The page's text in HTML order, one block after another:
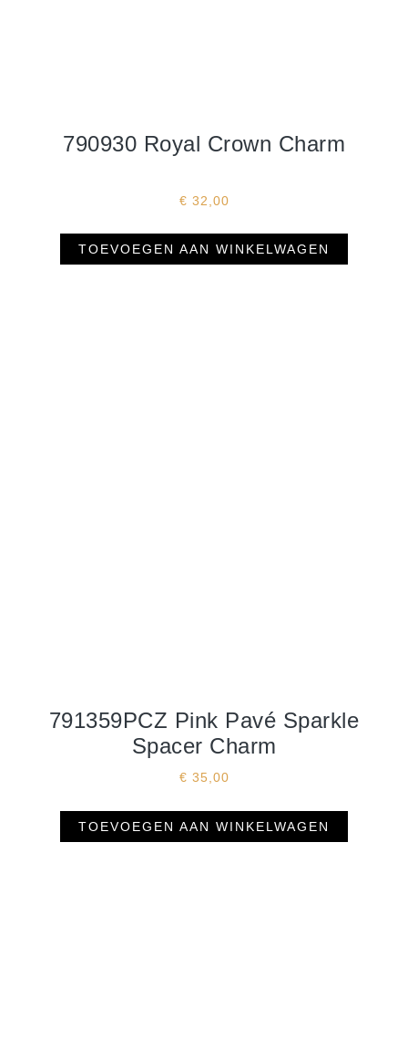
790930 Royal Crown Charm
€ 32,00
TOEVOEGEN AAN WINKELWAGEN
791359PCZ Pink Pavé Sparkle
Spacer Charm
€ 35,00
TOEVOEGEN AAN WINKELWAGEN